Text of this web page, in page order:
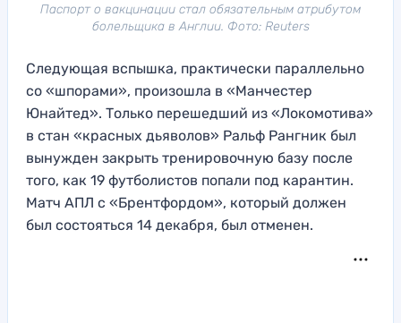
Паспорт о вакцинации стал обязательным атрибутом
болельщика в Англии. Фото: Reuters
Следующая вспышка, практически параллельно
со «шпорами», произошла в «Манчестер
Юнайтед». Только перешедший из «Локомотива»
в стан «красных дьяволов» Ральф Рангник был
вынужден закрыть тренировочную базу после
того, как 19 футболистов попали под карантин.
Матч АПЛ с «Брентфордом», который должен
был состояться 14 декабря, был отменен.